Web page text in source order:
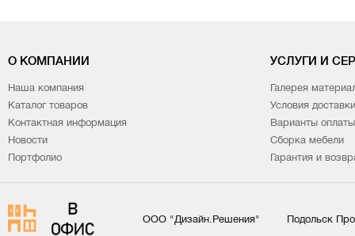
О КОМПАНИИ
Наша компания
Каталог товаров
Контактная информация
Новости
Портфолио
УСЛУГИ И
Галерея
Условия доставки
Варианты оплаты
Сборка мебели
Гарантия и
ООО "Дизайн.Решения" Подольск